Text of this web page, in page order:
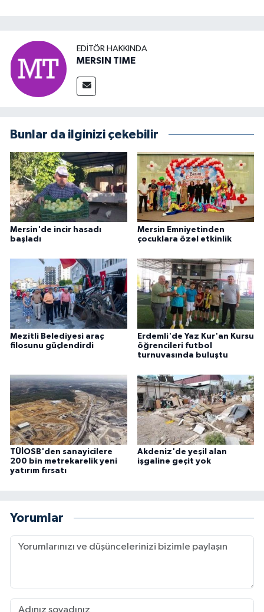
EDITÖR HAKKINDA
MERSIN TIME
Bunlar da ilginizi çekebilir
Mersin'de incir hasadı
başladı
Mersin Emniyetinden
çocuklara özel etkinlik
Mezitli Belediyesi araç
filosunu güçlendirdi
Erdemli'de Yaz Kur'an Kursu
öğrencileri futbol
turnuvasında buluştu
TÜİOSB'den sanayicilere
200 bin metrekarelik yeni
yatırım fırsatı
Akdeniz'de yeşil alan
işgaline geçit yok
Yorumlar